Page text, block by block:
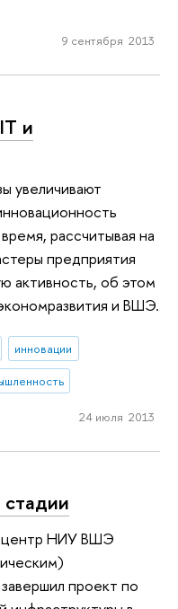
9 сентября 2013
и
увеличивают
рассчитывая на
предприятия
активность, об этом
и ВШЭ.
инновации
24 июля 2013
центр НИУ ВШЭ
проект по